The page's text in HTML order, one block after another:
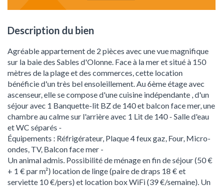
Description du bien
Agréable appartement de 2 pièces avec une vue magnifique
sur la baie des Sables d'Olonne. Face à la mer et situé à 150
mètres de la plage et des commerces, cette location
bénéficie d'un très bel ensoleillement. Au 6ème étage avec
ascenseur, elle se compose d'une cuisine indépendante , d'un
séjour avec 1 Banquette-lit BZ de 140 et balcon face mer, une
chambre au calme sur l'arrière avec 1 Lit de 140 - Salle d'eau
et WC séparés -
Équipements : Réfrigérateur, Plaque 4 feux gaz, Four, Micro-
ondes, TV, Balcon face mer -
Un animal admis. Possibilité de ménage en fin de séjour (50 €
+ 1 € par m²) location de linge (paire de draps 18 € et
serviette 10 €/pers) et location box WiFi (39 €/semaine). Un